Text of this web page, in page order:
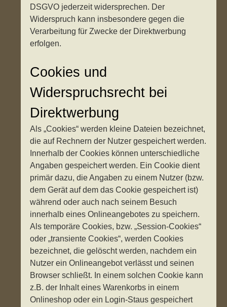
DSGVO jederzeit widersprechen. Der
Widerspruch kann insbesondere gegen die
Verarbeitung für Zwecke der Direktwerbung
erfolgen.
Cookies und
Widerspruchsrecht bei
Direktwerbung
Als „Cookies“ werden kleine Dateien bezeichnet,
die auf Rechnern der Nutzer gespeichert werden.
Innerhalb der Cookies können unterschiedliche
Angaben gespeichert werden. Ein Cookie dient
primär dazu, die Angaben zu einem Nutzer (bzw.
dem Gerät auf dem das Cookie gespeichert ist)
während oder auch nach seinem Besuch
innerhalb eines Onlineangebotes zu speichern.
Als temporäre Cookies, bzw. „Session-Cookies“
oder „transiente Cookies“, werden Cookies
bezeichnet, die gelöscht werden, nachdem ein
Nutzer ein Onlineangebot verlässt und seinen
Browser schließt. In einem solchen Cookie kann
z.B. der Inhalt eines Warenkorbs in einem
Onlineshop oder ein Login-Staus gespeichert